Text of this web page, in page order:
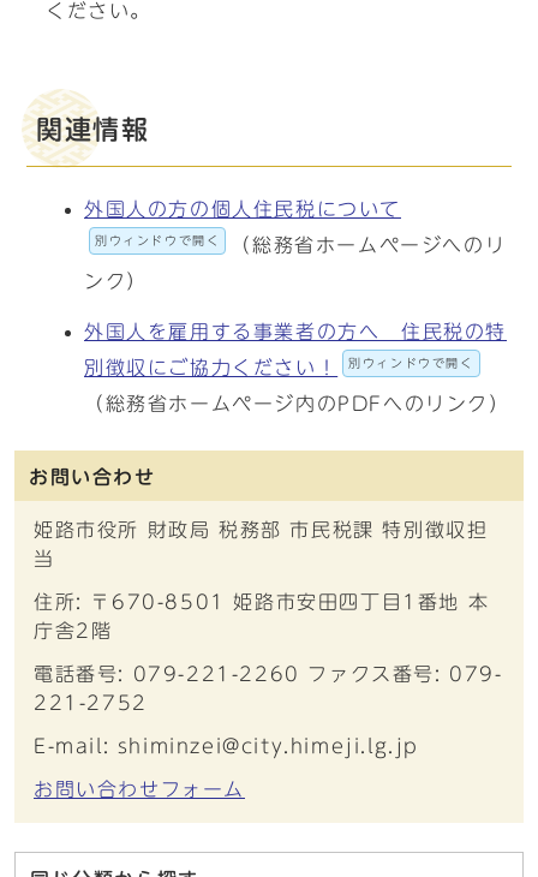
ください。
関連情報
外国人の方の個人住民税について
別ウィンドウで開く
（総務省ホームページへのリ
ンク）
外国人を雇用する事業者の方へ 住民税の特
別徴収にご協力ください！
別ウィンドウで開く
（総務省ホームページ内のPDFへのリンク）
お問い合わせ
姫路市役所 財政局 税務部 市民税課 特別徴収担
当
住所: 〒670-8501 姫路市安田四丁目1番地 本
庁舎2階
電話番号: 079-221-2260 ファクス番号: 079-
221-2752
E-mail: shiminzei@city.himeji.lg.jp
お問い合わせフォーム